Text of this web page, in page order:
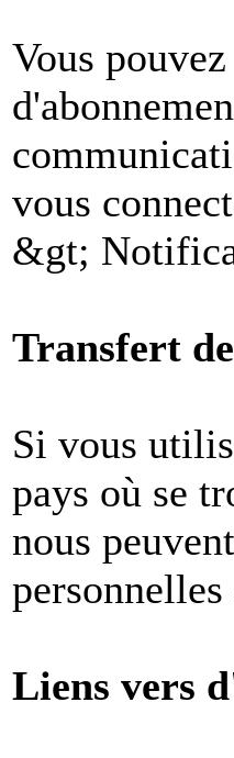
Vous
vous
&gt;
Transfert
Si vous
pays où se
nous
Liens vers